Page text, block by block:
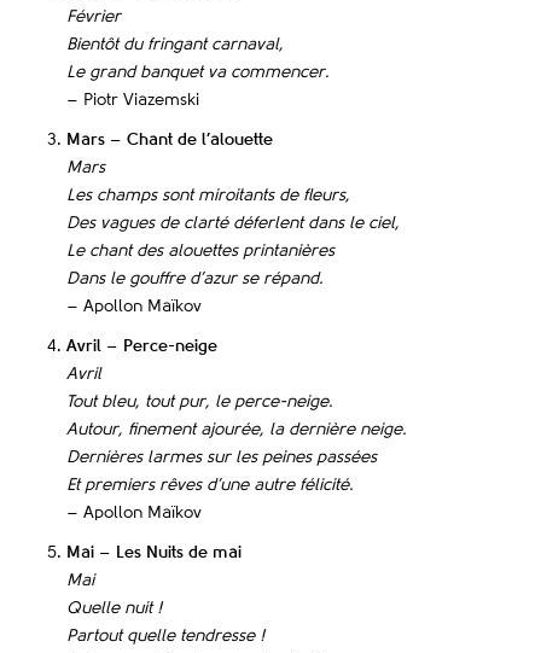
Février
Bientôt du fringant carnaval,
Le grand banquet va commencer.
– Piotr Viazemski
Mars – Chant de l’alouette
Mars
Les champs sont miroitants de fleurs,
Des vagues de clarté déferlent dans le ciel,
Le chant des alouettes printanières
Dans le gouffre d’azur se répand.
– Apollon Maïkov
Avril – Perce-neige
Avril
Tout bleu, tout pur, le perce-neige.
Autour, finement ajourée, la dernière neige.
Dernières larmes sur les peines passées
Et premiers rêves d’une autre félicité.
– Apollon Maïkov
Mai – Les Nuits de mai
Mai
Quelle nuit !
Partout quelle tendresse !